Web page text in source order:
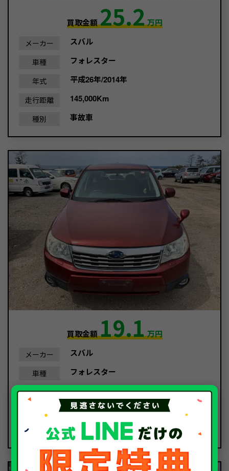
買取金額25.2万円
メーカー スバル
車種 フォレスター
年式 平成26年/2014年
走行距離 145,000Km
種別 事故車
買取金額19.1万円
メーカー スバル
車種 フォレスター
年式 平成20年/2008年
110,343Km
種別 故障車